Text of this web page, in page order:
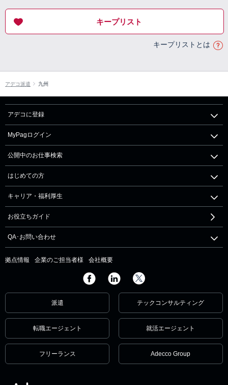
キープリスト
キープリストとは
アデコ派遣 九州
アデコに登録
MyPagログイン
公開中のお仕事検索
はじめての方
キャリア・福利厚生
お役立ちガイド
QA･お問い合わせ
拠点情報 企業のご担当者様 会社概要
派遣 テックコンサルティング
転職エージェント 就活エージェント
フリーランス Adecco Group